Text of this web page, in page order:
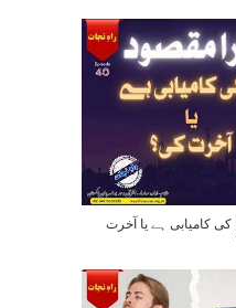
کی کامیابی ہے یا آخرت